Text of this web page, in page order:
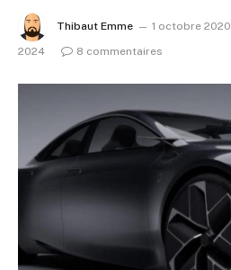
Thibaut Emme 1 octobre 2020
2024
8 commentaires